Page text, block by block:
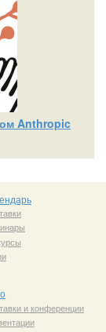
Anthropic
и конференции